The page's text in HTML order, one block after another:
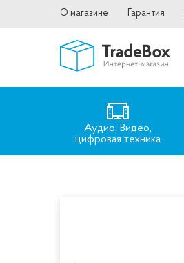
О магазине Гарантия
Аудио, Видео,
цифровая техника